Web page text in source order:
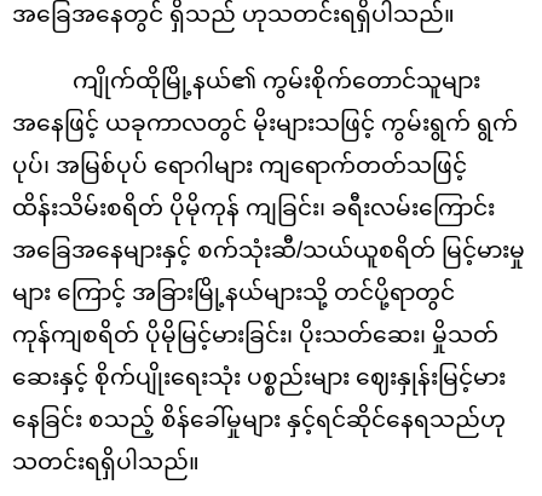
အခြေအနေတွင် ရှိသည် ဟုသတင်းရရှိပါသည်။
ကျိုက်ထိုမြို့နယ်၏ ကွမ်းစိုက်တောင်သူများ
အနေဖြင့် ယခုကာလတွင် မိုးများသဖြင့် ကွမ်းရွက် ရွက်
ပုပ်၊ အမြစ်ပုပ် ရောဂါများ ကျရောက်တတ်သဖြင့်
ထိန်းသိမ်းစရိတ် ပိုမိုကုန် ကျခြင်း၊ ခရီးလမ်းကြောင်း
အခြေအနေများနှင့် စက်သုံးဆီ/သယ်ယူစရိတ် မြင့်မားမှု
များ ကြောင့် အခြားမြို့နယ်များသို့ တင်ပို့ရာတွင်
ကုန်ကျစရိတ် ပိုမိုမြင့်မားခြင်း၊ ပိုးသတ်ဆေး၊ မှိုသတ်
ဆေးနှင့် စိုက်ပျိုးရေးသုံး ပစ္စည်းများ ဈေးနှုန်းမြင့်မား
နေခြင်း စသည့် စိန်ခေါ်မှုများ နှင့်ရင်ဆိုင်နေရသည်ဟု
သတင်းရရှိပါသည်။